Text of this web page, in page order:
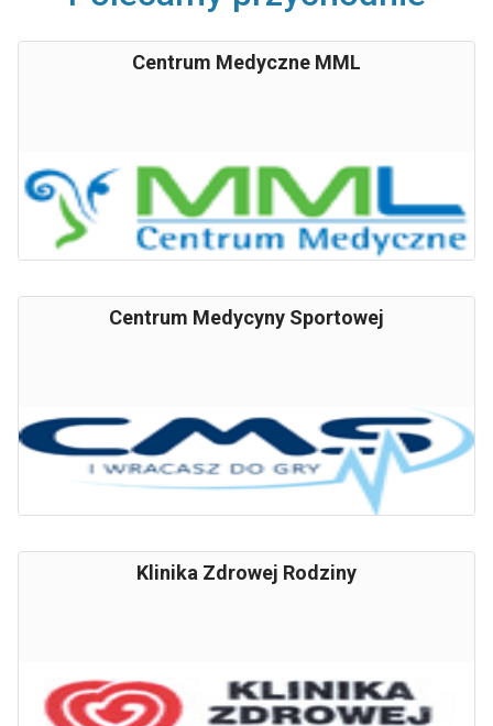
Centrum Medyczne MML
Centrum Medycyny Sportowej
Klinika Zdrowej Rodziny